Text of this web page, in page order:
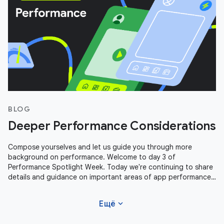
BLOG
Deeper Performance Considerations
Compose yourselves and let us guide you through more
background on performance. Welcome to day 3 of
Performance Spotlight Week. Today we're continuing to share
details and guidance on important areas of app performance.
Ещё expand_more